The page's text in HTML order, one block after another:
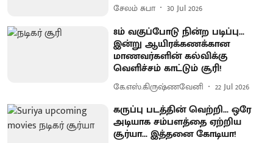
சேலம் சுபா 30 Jul 2026
8ம் வகுப்போடு நின்ற படிப்பு...
இன்று ஆயிரக்கணக்கான
மாணவர்களின் கல்விக்கு
வெளிச்சம் காட்டும் சூரி!
கே.எஸ்.கிருஷ்ணவேனி 22 Jul 2026
கருப்பு படத்தின் வெற்றி... ஒரே
அடியாக சம்பளத்தை ஏற்றிய
சூர்யா... இத்தனை கோடியா!